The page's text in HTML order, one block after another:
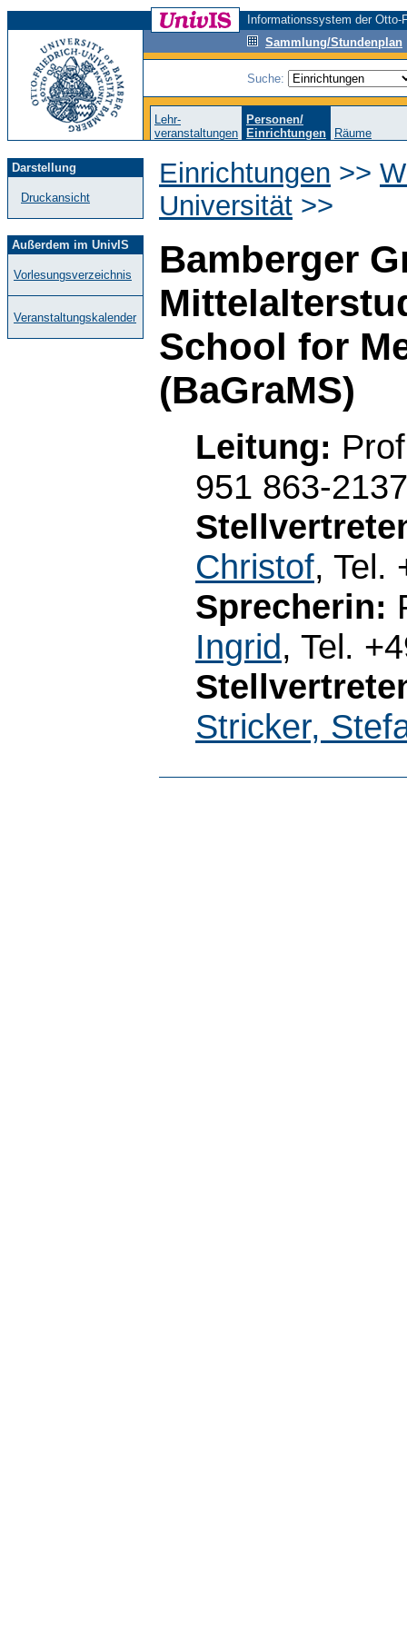
Informationssystem der
Sammlung/Stundenplan
Suche:
Lehr-
veranstaltungen
Personen/
Einrichtungen
Räume
Darstellung
Druckansicht
Außerdem im UnivIS
Vorlesungsverzeichnis
Veranstaltungskalender
Einrichtungen >>
Universität >>
Bamberger
School for
(BaGraMS)
Leitung:
951 863-2137
Christof, Tel.
Sprecherin:
Ingrid, Tel.
Stricker,